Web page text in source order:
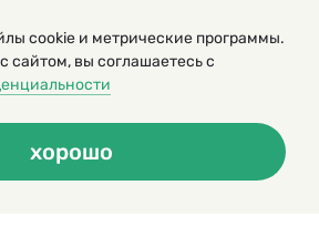
Литературный иллюстрированный
cookie и метрические программы.
сайтом, вы соглашаетесь с
хорошо